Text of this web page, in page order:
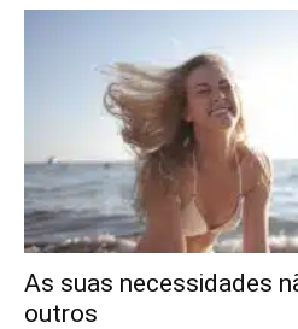
As suas necessidades
outros